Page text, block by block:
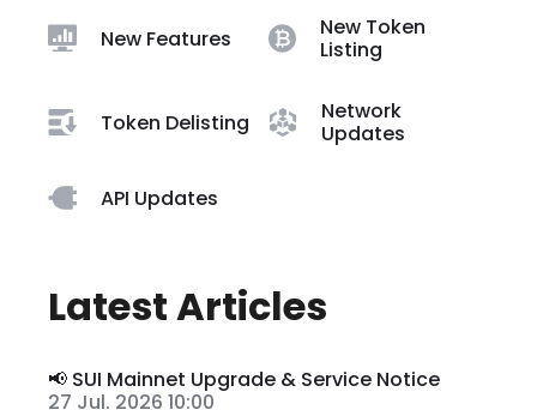
New Features
New Token
Listing
Token Delisting
Network
Updates
API Updates
Latest Articles
📢 SUI Mainnet Upgrade & Service Notice
27 Jul. 2026 10:00